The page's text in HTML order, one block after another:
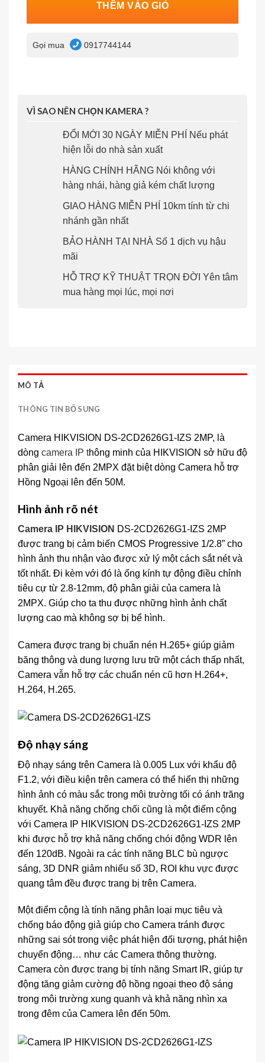
THÊM VÀO GIỎ
Gọi mua 0917744144
VÌ SAO NÊN CHỌN KAMERA ?
ĐỔI MỚI 30 NGÀY MIỄN PHÍ Nếu phát
hiện lỗi do nhà sản xuất
HÀNG CHÍNH HÃNG Nói không với
hàng nhái, hàng giả kém chất lượng
GIAO HÀNG MIỄN PHÍ 10km tính từ chi
nhánh gần nhất
BẢO HÀNH TẠI NHÀ Số 1 dịch vụ hậu
mãi
HỖ TRỢ KỸ THUẬT TRỌN ĐỜI Yên tâm
mua hàng mọi lúc, mọi nơi
MÔ TẢ
THÔNG TIN BỔ SUNG
Camera HIKVISION DS-2CD2626G1-IZS 2MP, là
dòng camera IP thông minh của HIKVISION sở hữu độ
phân giải lên đến 2MPX đặt biệt dòng Camera hỗ trợ
Hồng Ngoại lên đến 50M.
Hình ảnh rõ nét
Camera IP HIKVISION DS-2CD2626G1-IZS 2MP
được trang bị cảm biến CMOS Progressive 1/2.8” cho
hình ảnh thu nhận vào được xử lý một cách sắt nét và
tốt nhất. Đi kèm với đó là ống kính tự động điều chỉnh
tiêu cự từ 2.8-12mm, độ phân giải của camera là
2MPX. Giúp cho ta thu được những hình ảnh chất
lượng cao mà không sợ bị bể hình.
Camera được trang bị chuẩn nén H.265+ giúp giảm
băng thông và dung lượng lưu trữ một cách thấp nhất,
Camera vẫn hỗ trợ các chuẩn nén cũ hơn H.264+,
H.264, H.265.
Độ nhạy sáng
Độ nhạy sáng trên Camera là 0.005 Lux với khẩu độ
F1.2, với điều kiện trên camera có thể hiển thị những
hình ảnh có màu sắc trong môi trường tối có ánh trăng
khuyết. Khả năng chống chối cũng là một điểm cộng
với Camera IP HIKVISION DS-2CD2626G1-IZS 2MP
khi được hỗ trợ khả năng chống chói động WDR lên
đến 120dB. Ngoài ra các tính năng BLC bù ngược
sáng, 3D DNR giảm nhiểu số 3D, ROI khu vực được
quang tâm đều được trang bị trên Camera.
Một điểm cộng là tính năng phân loại mục tiêu và
chống báo động giả giúp cho Camera tránh được
những sai sót trong việc phát hiện đối tượng, phát hiện
chuyển động… như các Camera thông thường.
Camera còn được trang bị tính năng Smart IR, giúp tự
động tăng giảm cường độ hồng ngoại theo độ sáng
trong môi trường xung quanh và khả năng nhìn xa
trong đêm của Camera lên đến 50m.